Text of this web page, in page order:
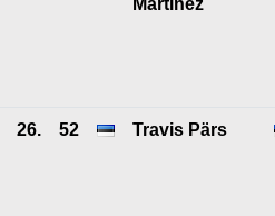
Martinez
26. 52 Travis Pärs